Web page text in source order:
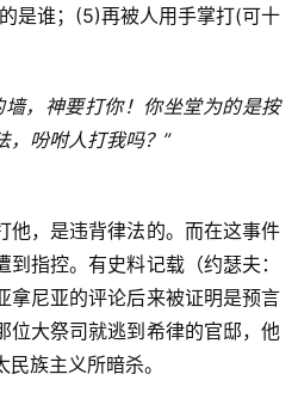
是谁；(5)再被人用手掌打(可十
，神要打你！你坐堂为的是按
，吩咐人打我吗？”
他，是违背律法的。而在这事件
指控。有史料记载（约瑟夫：
拿尼亚的评论后来被证明是预言
位大祭司就逃到希律的官邸，他
族主义所暗杀。